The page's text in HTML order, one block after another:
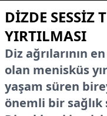
İçeriğe geç
DIZDE SESSIZ
YIRTILMASI
Diz ağrılarının
olan menisküs
yaşam süren
önemli bir sağlık